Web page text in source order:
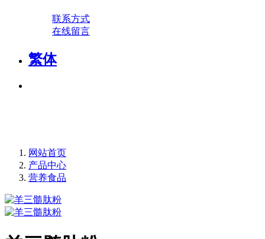
联系方式
在线留言
繁体
网站首页
产品中心
营养食品